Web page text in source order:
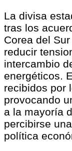
La divisa
tras los
Corea del
reducir
intercambio
energéticos.
recibidos por
provocando
a la mayoría
percibirse
política